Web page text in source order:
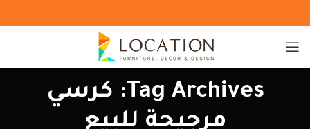
Tag Archives: كرسي
مرجيحة للبيع